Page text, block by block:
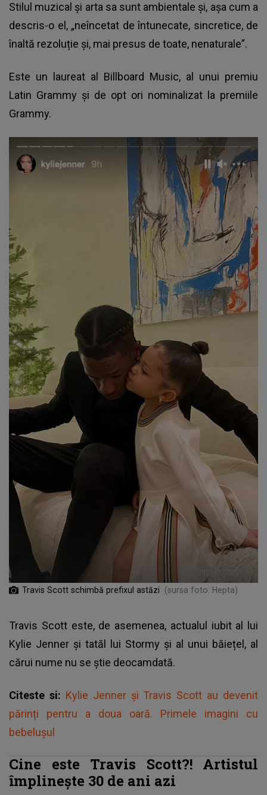
Stilul muzical și arta sa sunt ambientale și, așa cum a
descris-o el, „neîncetat de întunecate, sincretice, de
înaltă rezoluție și, mai presus de toate, nenaturale”.
Este un laureat al Billboard Music, al unui premiu
Latin Grammy și de opt ori nominalizat la premiile
Grammy.
Travis Scott schimbă prefixul astăzi (sursa foto: Hepta)
Travis Scott este, de asemenea, actualul iubit al lui
Kylie Jenner și tatăl lui Stormy și al unui băiețel, al
cărui nume nu se știe deocamdată.
Citeste si: Kylie Jenner și Travis Scott au devenit
părinți pentru a doua oară. Primele imagini cu
bebelușul
Cine este Travis Scott?! Artistul
împlinește 30 de ani azi